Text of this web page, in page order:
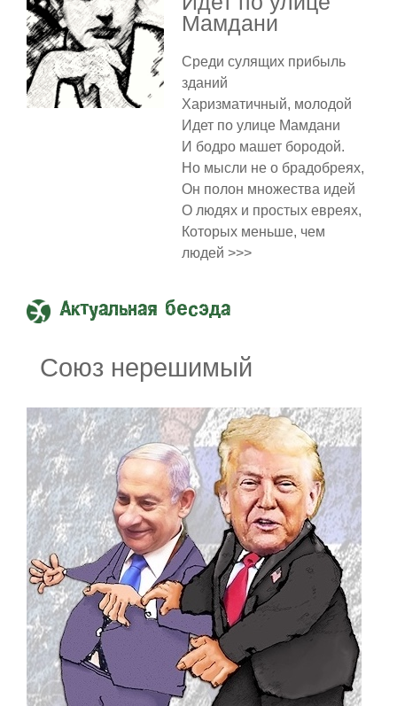
Мамдани
Среди сулящих прибыль
зданий
Харизматичный, молодой
Идет по улице Мамдани
И бодро машет бородой.
Но мысли не о брадобреях,
Он полон множества идей
О людях и простых евреях,
Которых меньше, чем
людей >>>
Актуальная бесэда
Союз нерешимый